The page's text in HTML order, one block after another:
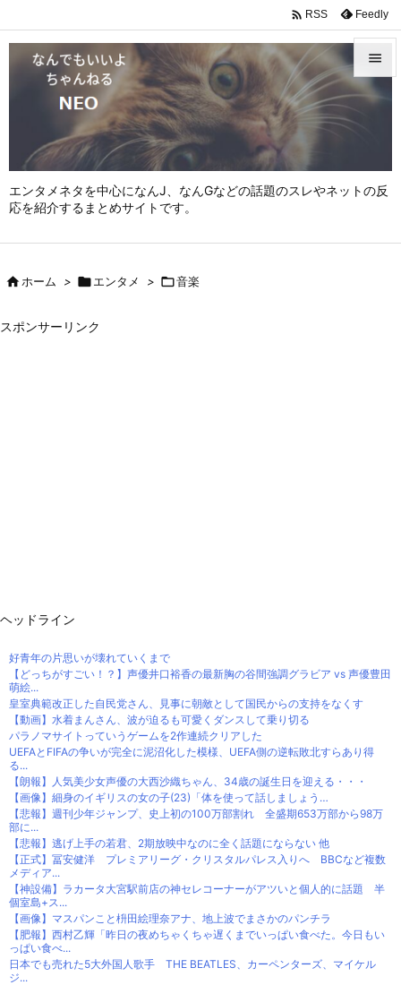
エンタメネタを中心になんJ、なんGなどの話題のスレやネットの反
応を紹介するまとめサイトです。



 RSS Feedly
ホーム > エンタメ > 音楽
スポンサーリンク
ヘッドライン
好青年の片思いが壊れていくまで
【どっちがすごい！？】声優井口裕香の最新胸の谷間強調グラビア vs 声優豊田
萌絵...
皇室典範改正した自民党さん、見事に朝敵として国民からの支持をなくす
【動画】水着まんさん、波が迫るも可愛くダンスして乗り切る
パラノマサイトっていうゲームを2作連続クリアした
UEFAとFIFAの争いが完全に泥沼化した模様、UEFA側の逆転敗北すらあり得
る...
【朗報】人気美少女声優の大西沙織ちゃん、34歳の誕生日を迎える・・・
【画像】細身のイギリスの女の子(23)「体を使って話しましょう…
【悲報】週刊少年ジャンプ、史上初の100万部割れ 全盛期653万部から98万
部に...
【悲報】逃げ上手の若君、2期放映中なのに全く話題にならない 他
【正式】冨安健洋 プレミアリーグ・クリスタルパレス入りへ BBCなど複数
メディア...
【神設備】ラカータ大宮駅前店の神セレコーナーがアツいと個人的に話題 半
個室島+ス...
【画像】マスパンこと枡田絵理奈アナ、地上波でまさかのパンチラ
【肥報】西村乙輝「昨日の夜めちゃくちゃ遅くまでいっぱい食べた。今日もい
っぱい食べ...
日本でも売れた5大外国人歌手 THE BEATLES、カーペンターズ、マイケル
ジ...